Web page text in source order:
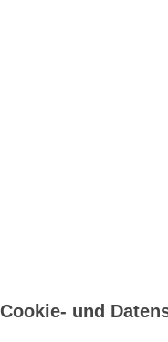
Cookie- und